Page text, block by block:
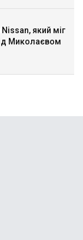
який міг
Миколаєвом